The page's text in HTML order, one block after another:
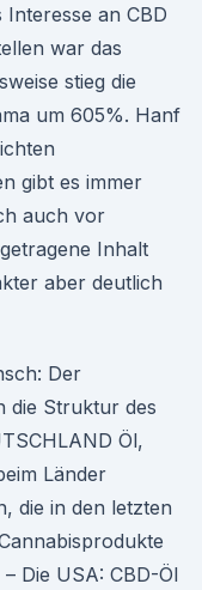
an CBD
war das
stieg die
um 605%. Hanf
gibt es immer
auch vor
Inhalt
aber deutlich
Der
die Struktur des
Öl,
Länder
die in den letzten
Die USA: CBD-Öl